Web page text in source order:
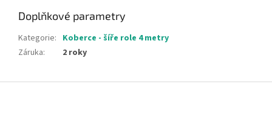
Doplňkové parametry
Kategorie: Koberce - šíře role 4 metry
Záruka: 2 roky